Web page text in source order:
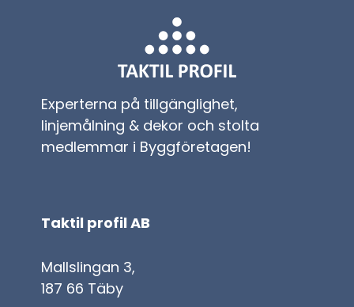
Experterna på tillgänglighet,
linjemålning & dekor och stolta
medlemmar i Byggföretagen!
Taktil profil AB
Mallslingan 3,
187 66 Täby